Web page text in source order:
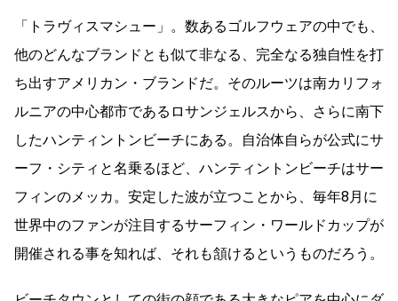
「トラヴィスマシュー」。数あるゴルフウェアの中でも、
他のどんなブランドとも似て非なる、完全なる独自性を打
ち出すアメリカン・ブランドだ。そのルーツは南カリフォ
ルニアの中心都市であるロサンジェルスから、さらに南下
したハンティントンビーチにある。自治体自らが公式にサ
ーフ・シティと名乗るほど、ハンティントンビーチはサー
フィンのメッカ。安定した波が立つことから、毎年8月に
世界中のファンが注目するサーフィン・ワールドカップが
開催される事を知れば、それも頷けるというものだろう。